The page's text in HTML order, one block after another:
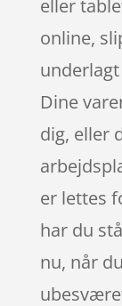
eller
online,
Dine
dig, eller
er lettes
har du
nu, når